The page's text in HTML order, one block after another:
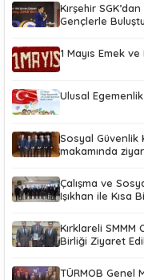
Kırşehir
Gençlerle Buluştu
1 Mayıs Emek
Ulusal
Sosyal Güvenlik
makamında
Çalışma ve
Işıkhan ile Kısa
Kırklareli SMMM
Birliği Ziyaret
TÜRMOB Genel